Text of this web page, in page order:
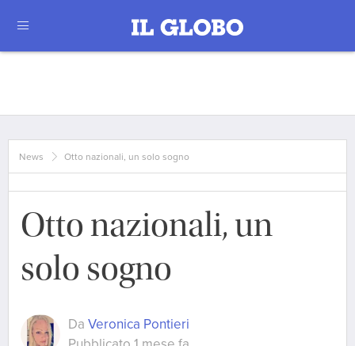
News Otto nazionali, un solo sogno
Otto nazionali, un
solo sogno
Da Veronica Pontieri